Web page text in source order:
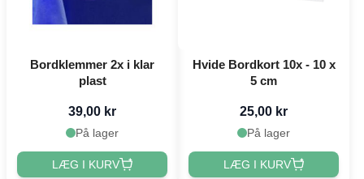
Bordklemmer 2x i klar
plast
39,00 kr
På lager
LÆG I KURV
Hvide Bordkort 10x - 10 x
5 cm
25,00 kr
På lager
LÆG I KURV